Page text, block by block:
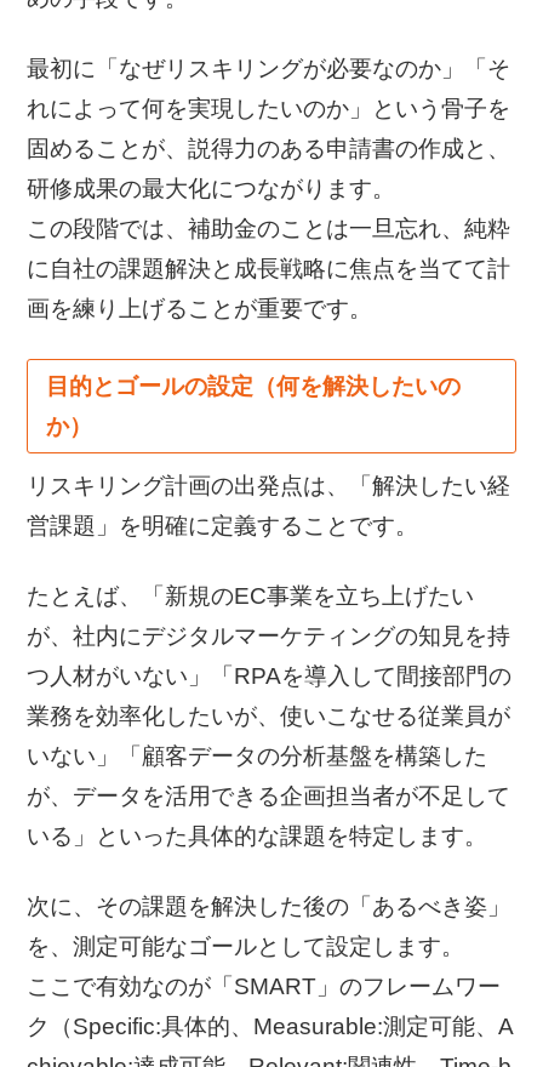
最初に「なぜリスキリングが必要なのか」「そ
れによって何を実現したいのか」という骨子を
固めることが、説得力のある申請書の作成と、
研修成果の最大化につながります。
この段階では、補助金のことは一旦忘れ、純粋
に自社の課題解決と成長戦略に焦点を当てて計
画を練り上げることが重要です。
目的とゴールの設定（何を解決したいの
か）
リスキリング計画の出発点は、「解決したい経
営課題」を明確に定義することです。
たとえば、「新規のEC事業を立ち上げたい
が、社内にデジタルマーケティングの知見を持
つ人材がいない」「RPAを導入して間接部門の
業務を効率化したいが、使いこなせる従業員が
いない」「顧客データの分析基盤を構築した
が、データを活用できる企画担当者が不足して
いる」といった具体的な課題を特定します。
次に、その課題を解決した後の「あるべき姿」
を、測定可能なゴールとして設定します。
ここで有効なのが「SMART」のフレームワー
ク（Specific:具体的、Measurable:測定可能、A